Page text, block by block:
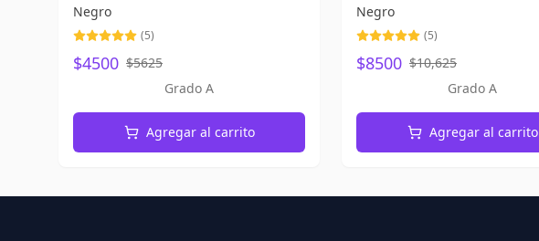
Negro
(5)
$4500 $5625
Grado A
Agregar al carrito
Negro
(5)
$8500 $10,625
Grado A
Agregar al carrito